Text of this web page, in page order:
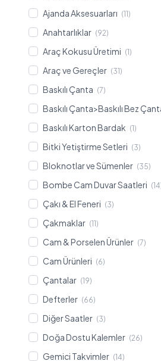
Ajanda Aksesuarları (11)
Anahtarlıklar (92)
Araç Kokusu Üretimi (1)
Araç ve Gereçler (31)
Baskılı Çanta (7)
Baskılı Çanta>Baskılı Bez
Baskılı Karton Bardak (1)
Bitki Yetiştirme Setleri (3)
Bloknotlar ve Sümenler (35)
Bombe Cam Duvar Saatleri
Çakı & El Feneri (3)
Çakmaklar (11)
Cam & Porselen Ürünler (7)
Cam Ürünleri (6)
Çantalar (19)
Defterler (66)
Diğer Saatler (3)
Doğa Dostu Kalemler (26)
Gemici Takvimler (14)